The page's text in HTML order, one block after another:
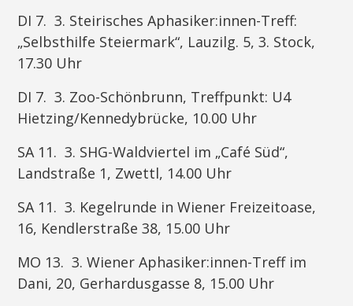
DI 7. 3. Steirisches Aphasiker:innen-Treff:
„Selbsthilfe Steiermark“, Lauzilg. 5, 3. Stock,
17.30 Uhr
DI 7. 3. Zoo-Schönbrunn, Treffpunkt: U4
Hietzing/Kennedybrücke, 10.00 Uhr
SA 11. 3. SHG-Waldviertel im „Café Süd“,
Landstraße 1, Zwettl, 14.00 Uhr
SA 11. 3. Kegelrunde in Wiener Freizeitoase,
16, Kendlerstraße 38, 15.00 Uhr
MO 13. 3. Wiener Aphasiker:innen-Treff im
Dani, 20, Gerhardusgasse 8, 15.00 Uhr